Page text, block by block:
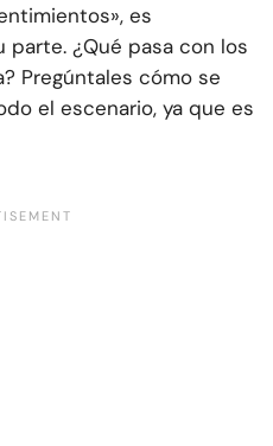
es
¿Qué pasa con los
Pregúntales cómo se
el escenario, ya que es